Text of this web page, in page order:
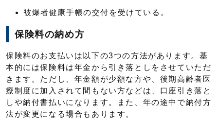
被爆者健康手帳の交付を受けている。
保険料の納め方
保険料のお支払いは以下の3つの方法があります。基
本的には保険料は年金から引き落としをさせていただ
きます。ただし、年金額が少額な方や、後期高齢者医
療制度に加入されて間もない方などは、口座引き落と
しや納付書払いになります。また、年の途中で納付方
法が変更になる場合もあります。